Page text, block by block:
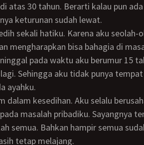
atas 30 tahun. Berarti kalau pun
keturunan sudah lewat.
mengharapkan bisa bahagia di
pada waktu aku berumur 15
Sehingga aku tidak punya
ayahku.
masalah pribadiku. Sayangnya
semua. Bahkan hampir semua
tetap melajang.